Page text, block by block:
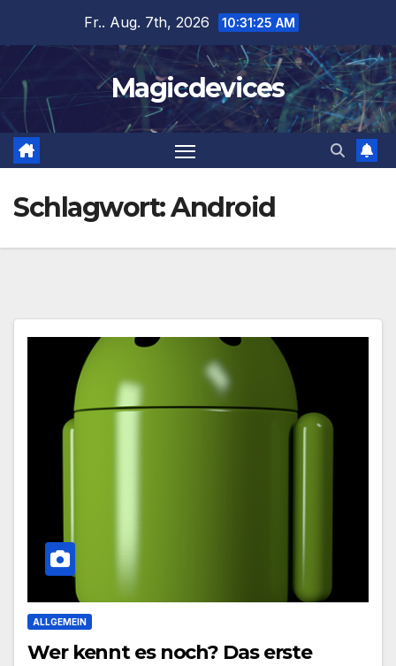
springen
Fr.. Aug. 7th, 2026 10:31:26 AM
Magicdevices
Schlagwort:Android
ALLGEMEIN
Wer kennt es noch? Das erste